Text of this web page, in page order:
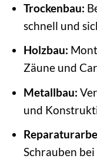
Trockenbau:
schnell und
Holzbau:
Zäune und
Metallbau:
und
Schrauben